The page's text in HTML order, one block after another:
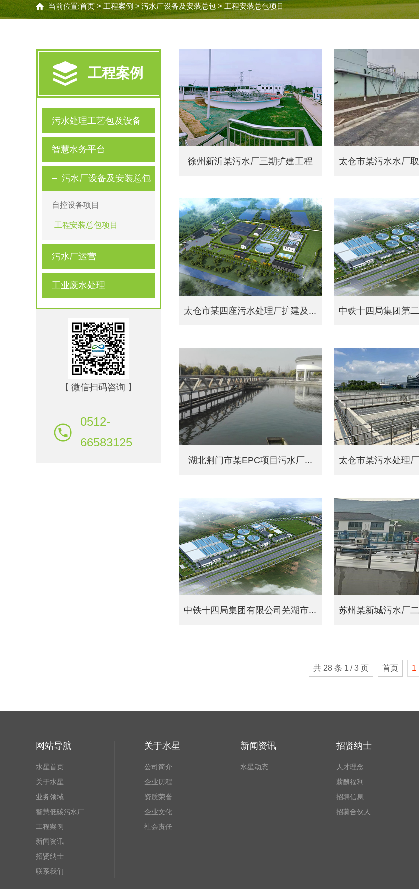
当前位置:首页>工程案例 >污水厂设备及安装总包 > 工程安装总包项目
工程案例
污水处理工艺包及设备
智慧水务平台
污水厂设备及安装总包
自控设备项目
工程安装总包项目
污水厂运营
工业废水处理
【 微信扫码咨询 】
0512-
66583125
徐州新沂某污水厂三期扩建工程 太仓市某污水水厂
太仓市某四座污水处理厂扩建及... 中铁十四局集团第
湖北荆门市某EPC项目污水厂... 太仓市某污水处理
中铁十四局集团有限公司芜湖市... 苏州某新城污水厂
共 28 条 1 / 3 页 首页 1
网站导航
水星首页
关于水星
业务领域
智慧低碳污水厂
工程案例
新闻资讯
招贤纳士
联系我们
关于水星
公司简介
企业历程
资质荣誉
企业文化
社会责任
新闻资讯
水星动态
招贤纳士
人才理念
薪酬福利
招聘信息
招募合伙人